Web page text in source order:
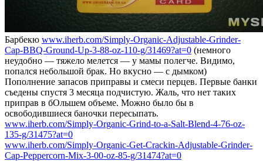
Барбекю www.iherb.com/Simply-Organic-Adjustable-Grinder-
Cap-BBQ-Ground-Up-3-88-oz-110-g/31469?at=0 (немного
неудобно — тяжело мелется — у мамы полегче. Видимо,
попался небольшой брак. Но вкусно — с дымком)
Пополнение запасов приправы и смеси перцев. Первые банки
съедены спустя 3 месяца подчистую. Жаль, что нет таких
приправ в бОльшем объеме. Можно было бы в
освободившиеся баночки пересыпать.
www.iherb.com/Simply-Organic-Grind-to-a-Salt-Blend-4-76-oz-
135-g/31475?at=0
www.iherb.com/Simply-Organic-Get-Crackin-Adjustable-Grinder-
Cap-Peppercorn-Mix-3-00-oz-85-g/31474?at=0